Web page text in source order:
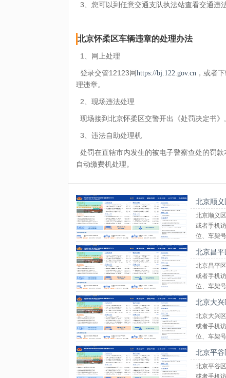
3、您可以到任意交通支队执法站查看交通违
北京怀柔区车辆违章的处理办法
1、网上处理
登录交管12123网https://bj.122.gov.cn ，或者
理违章。
2、现场违法处理
现场接到北京怀柔区交警开出《处罚决定书
3、违法自助处理机
处罚在直辖市内发生的被电子警察查处的罚
自动缴费机处理。
北京顺
北京顺义
或者手机
位、车架
北京昌
北京昌平
或者手机
位、车架
北京大
北京大兴
或者手机
位、车架
北京平
北京平谷
或者手机